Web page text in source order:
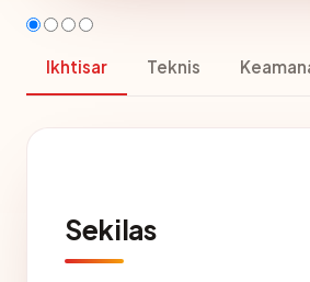
Ikhtisar Teknis
Sekilas